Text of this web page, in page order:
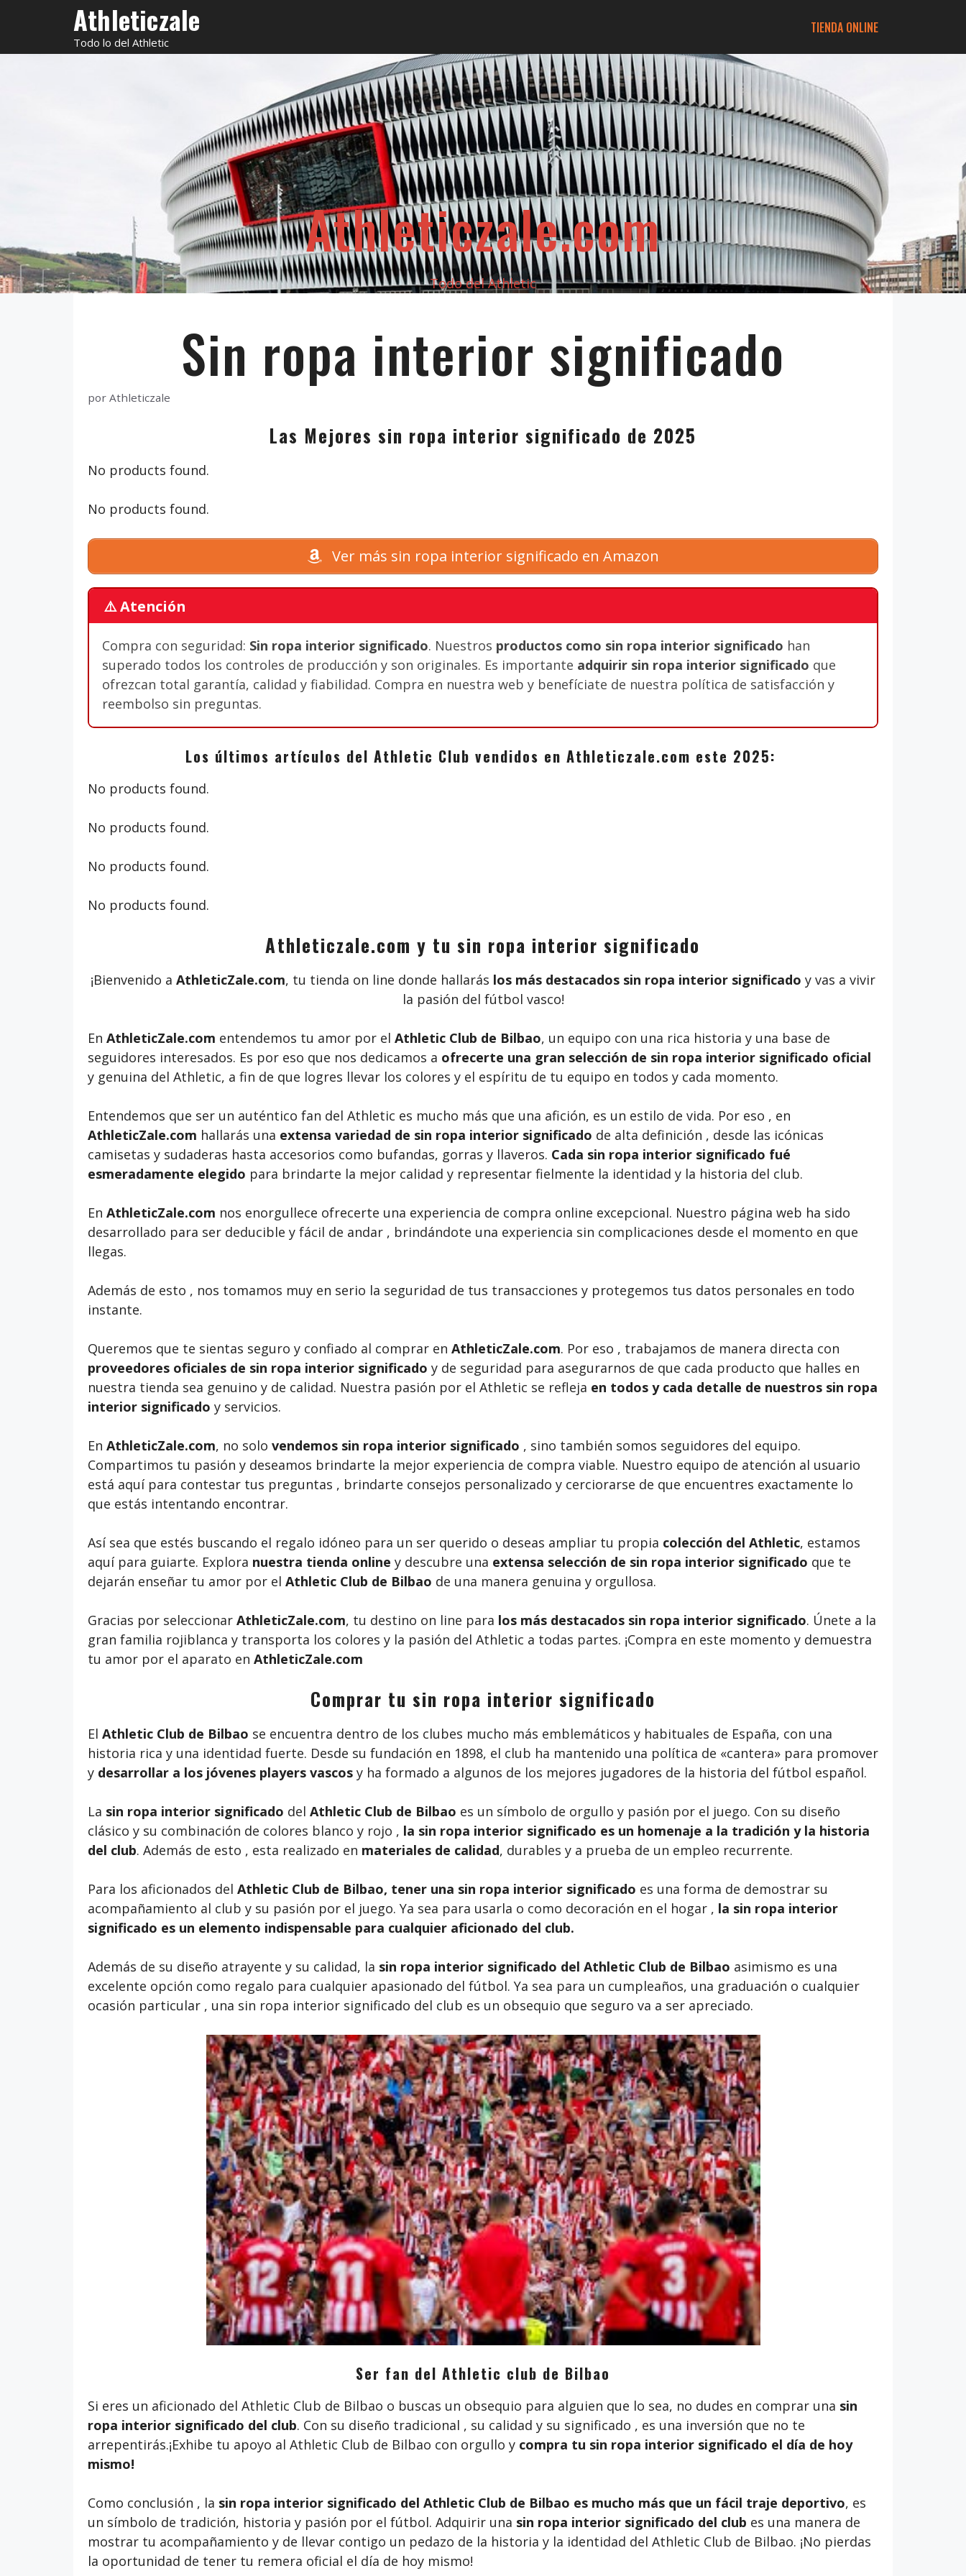
Athleticzale
Todo lo del Athletic
TIENDA ONLINE
Athleticzale.com
Todo del Athletic
Sin ropa interior significado
por Athleticzale
Las Mejores sin ropa interior significado de 2025
No products found.
No products found.
Ver más sin ropa interior significado en Amazon
⚠️ Atención
Compra con seguridad: Sin ropa interior significado. Nuestros productos como sin ropa interior significado han
superado todos los controles de producción y son originales. Es importante adquirir sin ropa interior significado que
ofrezcan total garantía, calidad y fiabilidad. Compra en nuestra web y benefíciate de nuestra política de satisfacción y
reembolso sin preguntas.
Los últimos artículos del Athletic Club vendidos en Athleticzale.com este 2025:
No products found.
No products found.
No products found.
No products found.
Athleticzale.com y tu sin ropa interior significado
¡Bienvenido a AthleticZale.com, tu tienda on line donde hallarás los más destacados sin ropa interior significado y vas a vivir
la pasión del fútbol vasco!
En AthleticZale.com entendemos tu amor por el Athletic Club de Bilbao, un equipo con una rica historia y una base de
seguidores interesados. Es por eso que nos dedicamos a ofrecerte una gran selección de sin ropa interior significado oficial
y genuina del Athletic, a fin de que logres llevar los colores y el espíritu de tu equipo en todos y cada momento.
Entendemos que ser un auténtico fan del Athletic es mucho más que una afición, es un estilo de vida. Por eso , en
AthleticZale.com hallarás una extensa variedad de sin ropa interior significado de alta definición , desde las icónicas
camisetas y sudaderas hasta accesorios como bufandas, gorras y llaveros. Cada sin ropa interior significado fué
esmeradamente elegido para brindarte la mejor calidad y representar fielmente la identidad y la historia del club.
En AthleticZale.com nos enorgullece ofrecerte una experiencia de compra online excepcional. Nuestro página web ha sido
desarrollado para ser deducible y fácil de andar , brindándote una experiencia sin complicaciones desde el momento en que
llegas.
Además de esto , nos tomamos muy en serio la seguridad de tus transacciones y protegemos tus datos personales en todo
instante.
Queremos que te sientas seguro y confiado al comprar en AthleticZale.com. Por eso , trabajamos de manera directa con
proveedores oficiales de sin ropa interior significado y de seguridad para asegurarnos de que cada producto que halles en
nuestra tienda sea genuino y de calidad. Nuestra pasión por el Athletic se refleja en todos y cada detalle de nuestros sin ropa
interior significado y servicios.
En AthleticZale.com, no solo vendemos sin ropa interior significado , sino también somos seguidores del equipo.
Compartimos tu pasión y deseamos brindarte la mejor experiencia de compra viable. Nuestro equipo de atención al usuario
está aquí para contestar tus preguntas , brindarte consejos personalizado y cerciorarse de que encuentres exactamente lo
que estás intentando encontrar.
Así sea que estés buscando el regalo idóneo para un ser querido o deseas ampliar tu propia colección del Athletic, estamos
aquí para guiarte. Explora nuestra tienda online y descubre una extensa selección de sin ropa interior significado que te
dejarán enseñar tu amor por el Athletic Club de Bilbao de una manera genuina y orgullosa.
Gracias por seleccionar AthleticZale.com, tu destino on line para los más destacados sin ropa interior significado. Únete a la
gran familia rojiblanca y transporta los colores y la pasión del Athletic a todas partes. ¡Compra en este momento y demuestra
tu amor por el aparato en AthleticZale.com
Comprar tu sin ropa interior significado
El Athletic Club de Bilbao se encuentra dentro de los clubes mucho más emblemáticos y habituales de España, con una
historia rica y una identidad fuerte. Desde su fundación en 1898, el club ha mantenido una política de «cantera» para promover
y desarrollar a los jóvenes players vascos y ha formado a algunos de los mejores jugadores de la historia del fútbol español.
La sin ropa interior significado del Athletic Club de Bilbao es un símbolo de orgullo y pasión por el juego. Con su diseño
clásico y su combinación de colores blanco y rojo , la sin ropa interior significado es un homenaje a la tradición y la historia
del club. Además de esto , esta realizado en materiales de calidad, durables y a prueba de un empleo recurrente.
Para los aficionados del Athletic Club de Bilbao, tener una sin ropa interior significado es una forma de demostrar su
acompañamiento al club y su pasión por el juego. Ya sea para usarla o como decoración en el hogar , la sin ropa interior
significado es un elemento indispensable para cualquier aficionado del club.
Además de su diseño atrayente y su calidad, la sin ropa interior significado del Athletic Club de Bilbao asimismo es una
excelente opción como regalo para cualquier apasionado del fútbol. Ya sea para un cumpleaños, una graduación o cualquier
ocasión particular , una sin ropa interior significado del club es un obsequio que seguro va a ser apreciado.
Ser fan del Athletic club de Bilbao
Si eres un aficionado del Athletic Club de Bilbao o buscas un obsequio para alguien que lo sea, no dudes en comprar una sin
ropa interior significado del club. Con su diseño tradicional , su calidad y su significado , es una inversión que no te
arrepentirás.¡Exhibe tu apoyo al Athletic Club de Bilbao con orgullo y compra tu sin ropa interior significado el día de hoy
mismo!
Como conclusión , la sin ropa interior significado del Athletic Club de Bilbao es mucho más que un fácil traje deportivo, es
un símbolo de tradición, historia y pasión por el fútbol. Adquirir una sin ropa interior significado del club es una manera de
mostrar tu acompañamiento y de llevar contigo un pedazo de la historia y la identidad del Athletic Club de Bilbao. ¡No pierdas
la oportunidad de tener tu remera oficial el día de hoy mismo!